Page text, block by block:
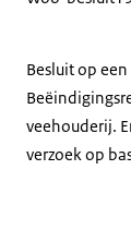
Besluit op
veehouderij.
verzoek op